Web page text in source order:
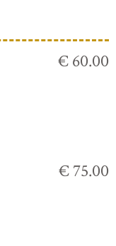
€ 60.00
€ 75.00